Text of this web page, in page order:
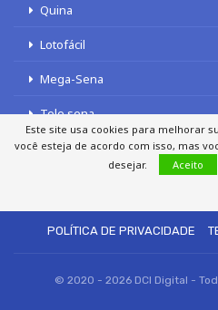
Quina
Lotofácil
Mega-Sena
Tele sena
POLÍTICA DE PRIVACIDADE
© 2020 - 2026 DCI Digital -
Este site usa cookies para melhorar
você esteja de acordo com isso, mas
desejar.
Aceito